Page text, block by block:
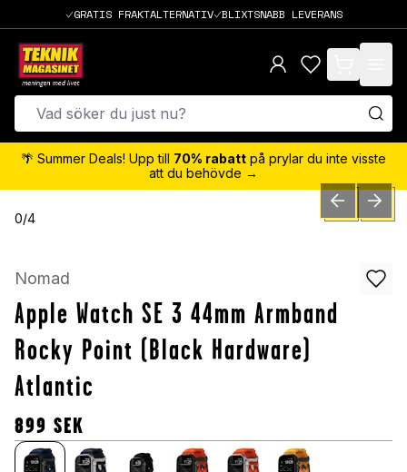
GRATIS FRAKTALTERNATIV BLIXTSNABB LEVERANS
items in cart,
🌴 Summer Deals! Upp till 70% rabatt på prylar du inte visste
att du behövde →
0/4 PREVIOUSNEXT
Nomad
Apple Watch SE 3 44mm Armband
Rocky Point (Black Hardware)
Atlantic
899 SEK